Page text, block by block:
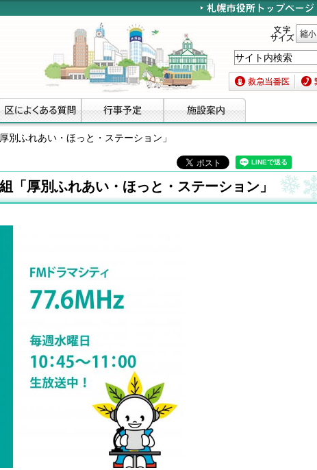
文字サイズ 縮小
救急当番医 緊
別ふれあい・ほっと・ステーション」
「厚別ふれあい・ほっと・ステーション」